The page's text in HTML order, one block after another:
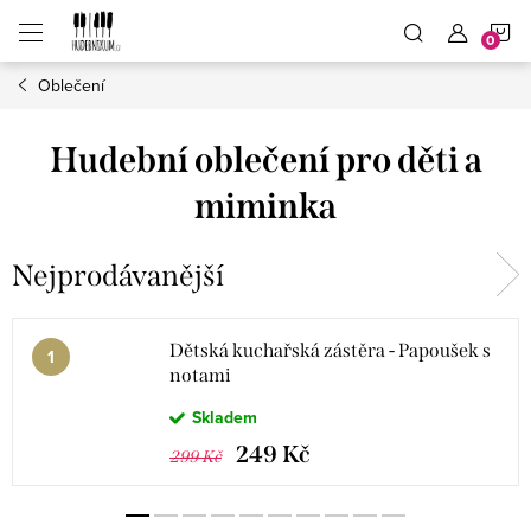
obsah
Oblečení
Hudební oblečení pro děti a
miminka
Nejprodávanější
Dětská kuchařská zástěra - Papoušek s
notami
Skladem
299 Kč 249 Kč